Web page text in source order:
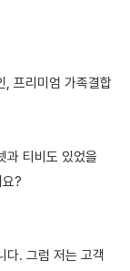
, 프리미엄 가족결합
과 티비도 있었을
?
. 그럼 저는 고객